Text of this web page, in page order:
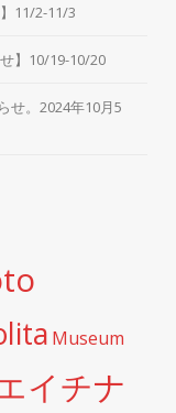
11/2-11/3
】10/19-10/20
せ。2024年10月5
Museum
イチナ